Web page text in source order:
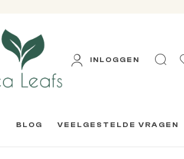
INLOGGEN
BLOG VEELGESTELDE VRAGEN